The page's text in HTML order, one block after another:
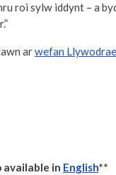
roi sylw iddynt – a
arwefan
available in English**